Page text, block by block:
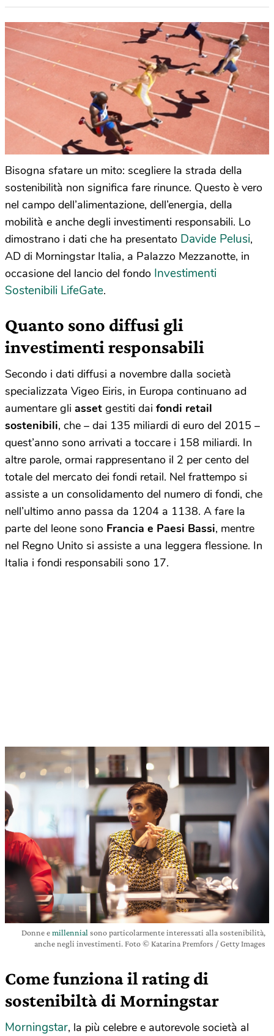
Bisogna sfatare un mito: scegliere la strada della
sostenibilità non significa fare rinunce. Questo è vero
nel campo dell’alimentazione, dell’energia, della
mobilità e anche degli investimenti responsabili. Lo
dimostrano i dati che ha presentato Davide Pelusi,
AD di Morningstar Italia, a Palazzo Mezzanotte, in
occasione del lancio del fondo Investimenti
Sostenibili LifeGate.
Quanto sono diffusi gli
investimenti responsabili
Secondo i dati diffusi a novembre dalla società
specializzata Vigeo Eiris, in Europa continuano ad
aumentare gli asset gestiti dai fondi retail
sostenibili, che – dai 135 miliardi di euro del 2015 –
quest’anno sono arrivati a toccare i 158 miliardi. In
altre parole, ormai rappresentano il 2 per cento del
totale del mercato dei fondi retail. Nel frattempo si
assiste a un consolidamento del numero di fondi, che
nell’ultimo anno passa da 1204 a 1138. A fare la
parte del leone sono Francia e Paesi Bassi, mentre
nel Regno Unito si assiste a una leggera flessione. In
Italia i fondi responsabili sono 17.
Donne emillennial sono particolarmente interessati alla sostenibilità,
anche negli investimenti. Foto © Katarina Premfors / Getty Images
Come funziona il rating di
sostenibiltà di Morningstar
Morningstar, la più celebre e autorevole società al